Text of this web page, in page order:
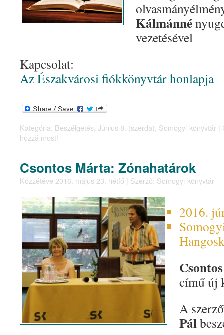
Kálmánné
vezetésével
Kapcsolat:
Az Északvárosi fiókkönyvtár honlapja
Kategória: Beszélgetés Június 8. (szerda) Somogyi-könyvtár |
hozzá most!
Csontos Márta: Zónahatárok
Közzétéve 2016. május 23. hétfő | Szerző: Somogyi-könyvtár
2016.
című új
A
Pál